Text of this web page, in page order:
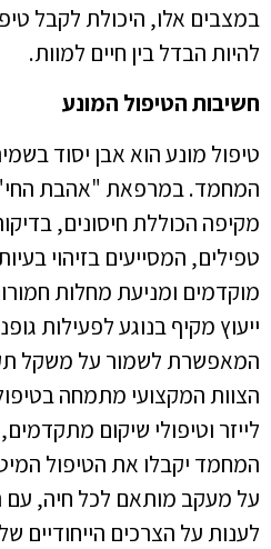
במצבים אלו, היכולת לקבל
להיות הבדל בין חיים למוות.
חשיבות הטיפול המונע
טיפול מונע הוא אבן יסוד
המחמד. במרפאת "אהבת החי"
מקיפה הכוללת חיסונים,
טפילים, המסייעים בזיהוי
מוקדמים ומניעת מחלות
ייעוץ מקיף בנוגע לפעילות
המאפשרת לשמור על משקל
הצוות המקצועי מתמחה
לייזר וטיפולי שיקום
המחמד יקבלו את הטיפול
על מעקב מותאם לכל חיה, עם
לענות על הצרכים הייחודיים